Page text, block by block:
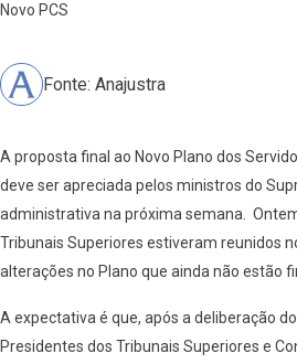
Novo PCS
Fonte: Anajustra
A proposta final ao Novo Plano dos
deve ser apreciada pelos ministros do
administrativa na próxima semana.
Tribunais Superiores estiveram reunidos
alterações no Plano que ainda não estão
A expectativa é que, após a deliberação
Presidentes dos Tribunais Superiores e